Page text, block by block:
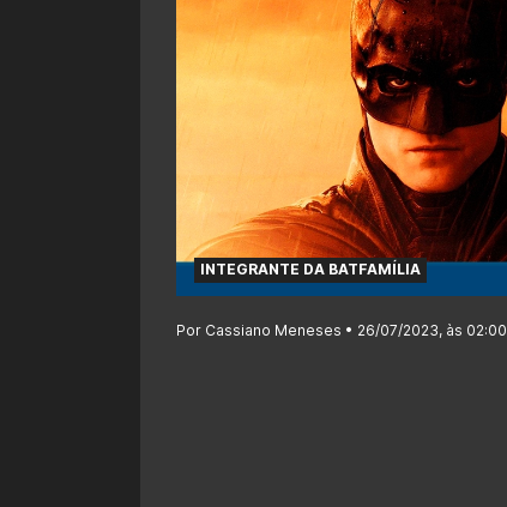
INTEGRANTE DA BATFAMÍLIA
Por Cassiano Meneses • 26/07/2023, às 02:00